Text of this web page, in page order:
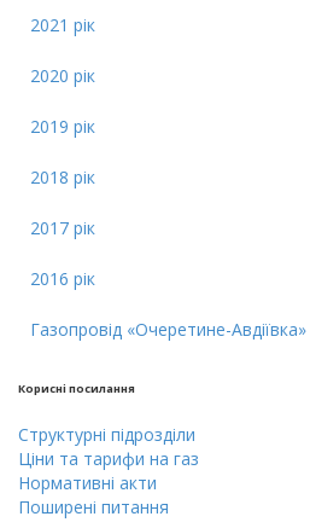
2021 рік
2020 рік
2019 рік
2018 рік
2017 рік
2016 рік
Газопровід «Очеретине-Авдіївка»
Кориснi посилання
Cтруктурнi пiдроздiли
Цiни тa тарифи на газ
Нормативні акти
Поширені питання